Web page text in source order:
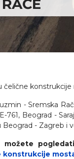
čelične
- Sremska
761, Beograd -
- Zagreb i
možete